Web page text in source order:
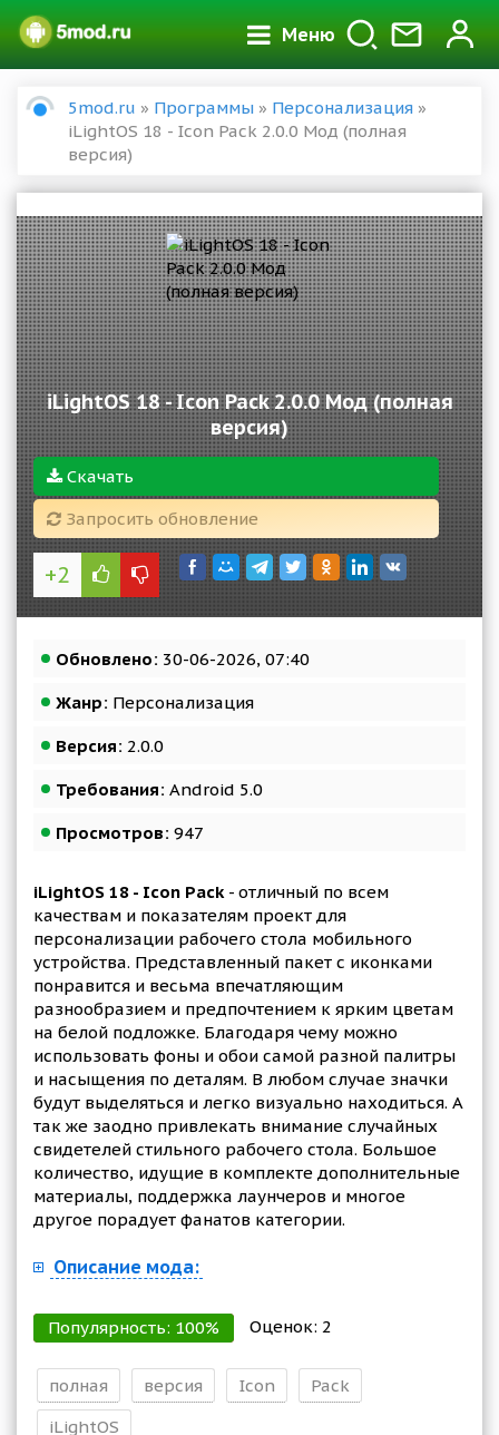
Меню
5mod.ru » Программы » Персонализация »
iLightOS 18 - Icon Pack 2.0.0 Мод (полная
версия)
iLightOS 18 - Icon Pack 2.0.0 Мод (полная
версия)
Скачать
Запросить обновление
+2
Обновлено: 30-06-2026, 07:40
Жанр: Персонализация
Версия: 2.0.0
Требования: Android 5.0
Просмотров: 947
iLightOS 18 - Icon Pack- отличный по всем
качествам и показателям проект для
персонализации рабочего стола мобильного
устройства. Представленный пакет с иконками
понравится и весьма впечатляющим
разнообразием и предпочтением к ярким цветам
на белой подложке. Благодаря чему можно
использовать фоны и обои самой разной палитры
и насыщения по деталям. В любом случае значки
будут выделяться и легко визуально находиться. А
так же заодно привлекать внимание случайных
свидетелей стильного рабочего стола. Большое
количество, идущие в комплекте дополнительные
материалы, поддержка лаунчеров и многое
другое порадует фанатов категории.
Описание мода:
Популярность: 100% Оценок: 2
полная версия Icon
Pack
iLightOS